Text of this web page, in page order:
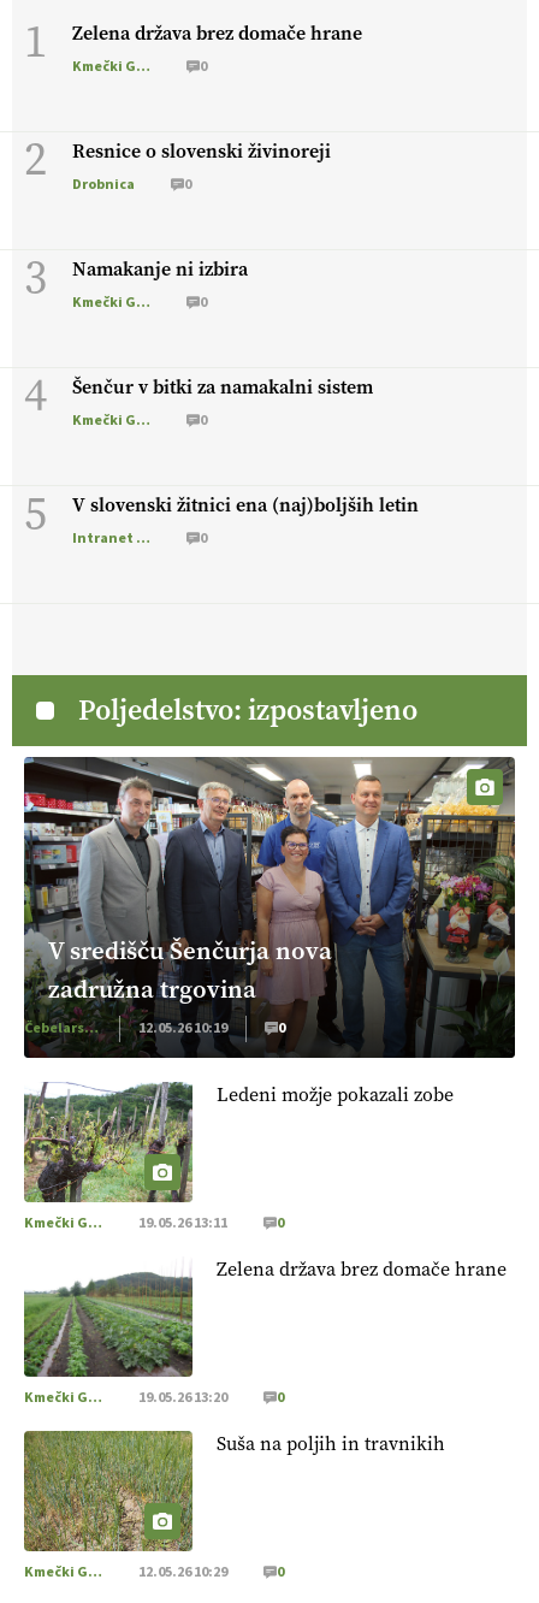
https://t.co/PX49GVsP1M @EUAgri #IMCAP #CAP
https://t.co/a1xatzEeid
[EKOloško = LOGIČNO ]
Za bolj zdrava tla, večjo odpornost
tal na sušo in manj škodljivcev.
[EKOloško = LOGIČNO ] Ekološka hrana: Resnica ali le dobra
1 Zelena država brez domače hrane
Kmečki Glas 0
2 Resnice o slovenski živinoreji
Drobnica 0
3 Namakanje ni izbira
Kmečki Glas 0
4 Šenčur v bitki za namakalni sistem
Kmečki Glas 0
5 V slovenski žitnici ena (naj)boljših letin
Intranet Kmečki Glas 0
Poljedelstvo: izpostavljeno
V središču Šenčurja nova
zadružna trgovina
Čebelarstvo 12.05.26 10:19 0
Ledeni možje pokazali zobe
Kmečki Glas 19.05.26 13:11 0
Zelena država brez domače hrane
Kmečki Glas 19.05.26 13:20 0
Suša na poljih in travnikih
Kmečki Glas 12.05.26 10:29 0